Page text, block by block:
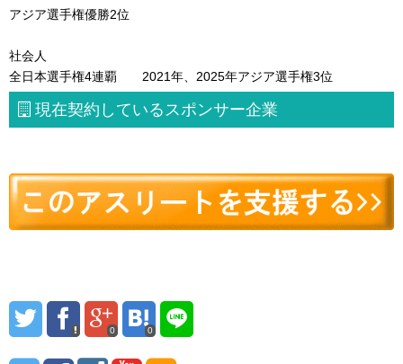
アジア選手権優勝2位
社会人
全日本選手権4連覇 2021年、2025年アジア選手権3位
現在契約しているスポンサー企業
0 0